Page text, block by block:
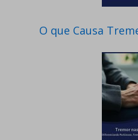
O que Causa